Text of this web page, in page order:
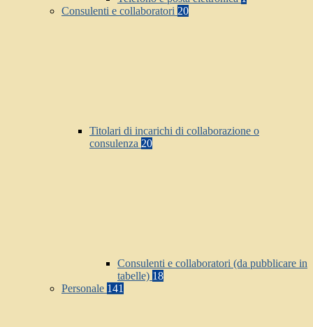
Consulenti e collaboratori 20
Titolari di incarichi di collaborazione o
consulenza 20
Consulenti e collaboratori (da pubblicare in
tabelle) 18
Personale 141